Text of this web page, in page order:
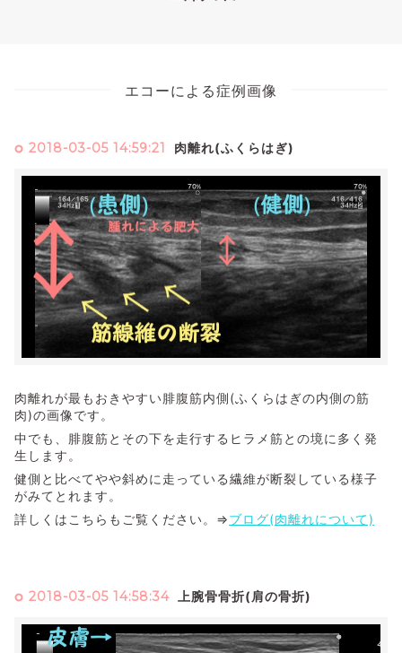
エコーによる症例画像
2018-03-05 14:59:21 肉離れ(ふくらはぎ)
肉離れが最もおきやすい腓腹筋内側(ふくらはぎの内側の筋
肉)の画像です。
中でも、腓腹筋とその下を走行するヒラメ筋との境に多く発
生します。
健側と比べてやや斜めに走っている繊維が断裂している様子
がみてとれます。
詳しくはこちらもご覧ください。⇒ブログ(肉離れについて)
2018-03-05 14:58:34 上腕骨骨折(肩の骨折)